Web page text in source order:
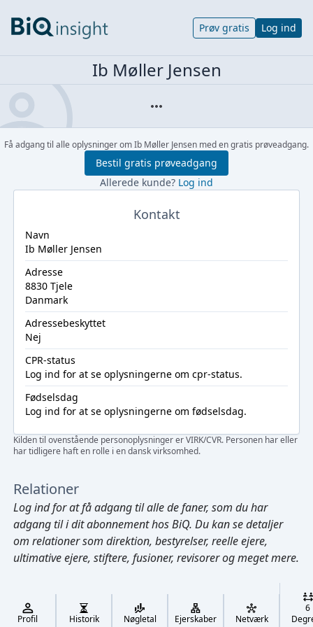
Cmd/Ctrl + K
Prøv gratis Log ind
Ib Møller Jensen
Få adgang til alle oplysninger om Ib Møller Jensen med en gratis prøveadgang.
Bestil gratis prøveadgang
Allerede kunde? Log ind
Kontakt
Navn
Ib Møller Jensen
Adresse
8830 Tjele
Danmark
Adressebeskyttet
Nej
CPR-status
Log ind for at se oplysningerne om cpr-status.
Fødselsdag
Log ind for at se oplysningerne om fødselsdag.
Kilden til ovenstående personoplysninger er VIRK/CVR. Personen har eller
har tidligere haft en rolle i en dansk virksomhed.
Relationer
Log indfor at få adgang til alle de faner, som du har
adgang til i dit abonnement hos BiQ. Du kan se detaljer
om relationer som direktion, bestyrelser, reelle ejere,
ultimative ejere, stiftere, fusioner, revisorer og meget mere.
Profil Historik Nøgletal Ejerskaber Netværk
6